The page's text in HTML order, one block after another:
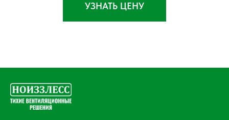
УЗНАТЬ ЦЕНУ